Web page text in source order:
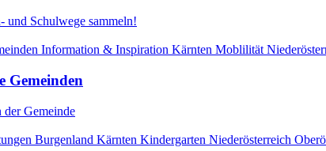
und Schulwege sammeln!
Information & Inspiration Kärnten Moblilität
Gemeinden
der Gemeinde
Burgenland Kärnten Kindergarten Niederösterreich